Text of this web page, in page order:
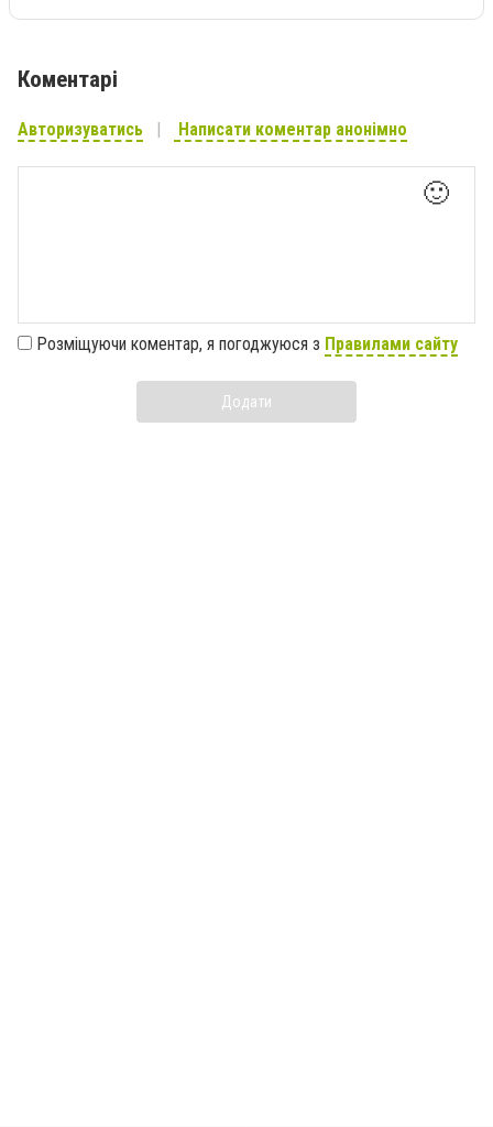
Коментарі
Авторизуватись Написати коментар анонімно
🙂
Розміщуючи коментар, я погоджуюся з Правилами сайту
Додати